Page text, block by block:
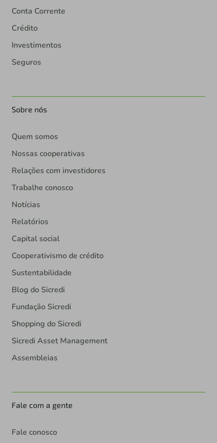
Conta Corrente
Crédito
Investimentos
Seguros
Sobre nós
Quem somos
Nossas cooperativas
Relações com investidores
Trabalhe conosco
Notícias
Relatórios
Capital social
Cooperativismo de crédito
Sustentabilidade
Blog do Sicredi
Fundação Sicredi
Shopping do Sicredi
Sicredi Asset Management
Assembleias
Fale com a gente
Fale conosco